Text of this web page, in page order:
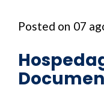
Posted on 07